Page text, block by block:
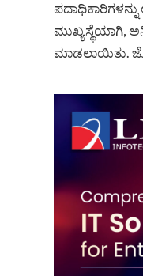
ಮುಖ್ಯಸ್ಥೆಯಾಗಿ,
ಮಾಡಲಾಯಿತು.